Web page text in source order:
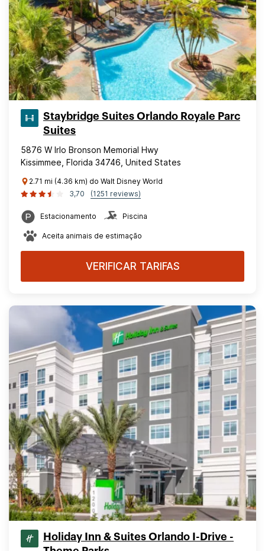
Staybridge Suites Orlando Royale Parc
Suites
5876 W Irlo Bronson Memorial Hwy
Kissimmee, Florida 34746, United States
2.71 mi (4.36 km) do Walt Disney World
3,70
(1251 reviews)
Estacionamento Piscina
Aceita animais de estimação
VERIFICAR TARIFAS
Holiday Inn & Suites Orlando I-Drive -